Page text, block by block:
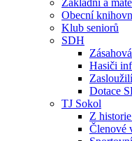
Základní a
Obecní
Klub seniorů
SDH
Hasiči
Dotace
TJ Sokol
Z
Členové